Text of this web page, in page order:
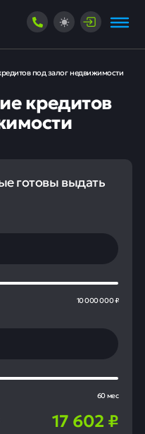
под залог недвижимости
кредитов
готовы выдать
10 000 000 ₽
60 мес
17 602₽